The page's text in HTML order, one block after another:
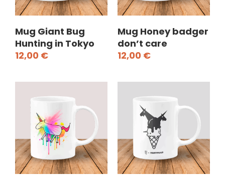
Mug Giant Bug
Hunting in Tokyo
12,00 €
Mug Honey badger
don’t care
12,00 €